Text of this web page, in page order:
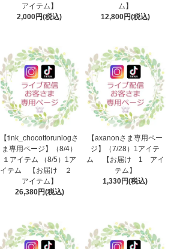
アイテム】
2,000円(税込)
ム】
12,800円(税込)
【tink_chocottorunlogさ
ま専用ページ】（8/4）
１アイテム （8/5）1ア
イテム 【お届け ２
アイテム】
26,380円(税込)
【axanonさま専用ペー
ジ】（7/28）1アイテ
ム 【お届け 1 アイ
テム】
1,330円(税込)